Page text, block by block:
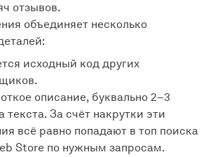
отзывов.
объединяет несколько
исходный код других
описание, буквально 2–3
текста. За счёт накрутки эти
всё равно попадают в топ поиска
Store по нужным запросам.